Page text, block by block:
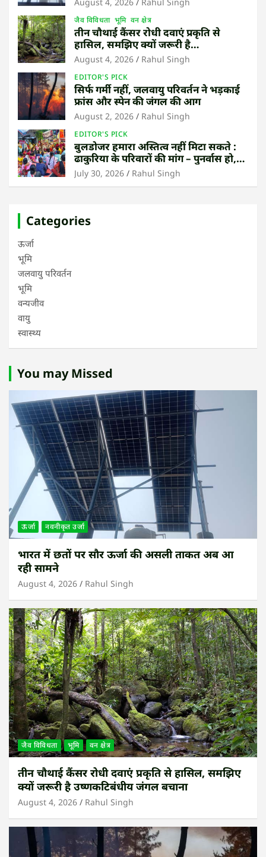
जैव विविधता भूमि वन क्षेत्र
तीन चौथाई कैंसर रोधी दवाएं प्रकृति से
हासिल, समझिए क्यों जरूरी है
उष्णकटिबंधीय जंगल बचाना
August 4, 2026 Rahul Singh
EDITOR'S PICK
सिर्फ गर्मी नहीं, जलवायु परिवर्तन ने भड़काई
फ्रांस और स्पेन की जंगल की आग
August 2, 2026 Rahul Singh
EDITOR'S PICK
बुलडोजर हमारा अस्तित्व नहीं मिटा सकते :
ढाकुरिया के परिवारों की मांग – पुनर्वास हो,
बेदखली नहीं
July 30, 2026 Rahul Singh
Categories
ऊर्जा
भूमि
जलवायु परिवर्तन
भूमि
वन्यजीव
वायु
स्वास्थ्य
You may Missed
ऊर्जा नवनीकृत उर्जा
भारत में छतों पर सौर ऊर्जा की असली ताकत अब आ
रही सामने
August 4, 2026 Rahul Singh
जैव विविधता भूमि वन क्षेत्र
तीन चौथाई कैंसर रोधी दवाएं प्रकृति से हासिल, समझिए
क्यों जरूरी है उष्णकटिबंधीय जंगल बचाना
August 4, 2026 Rahul Singh